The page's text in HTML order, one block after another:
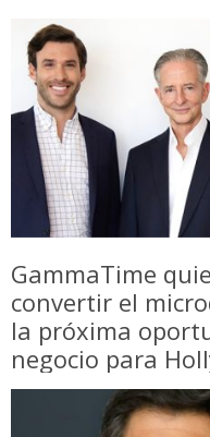
GammaTime
convertir el
la próxima
negocio para